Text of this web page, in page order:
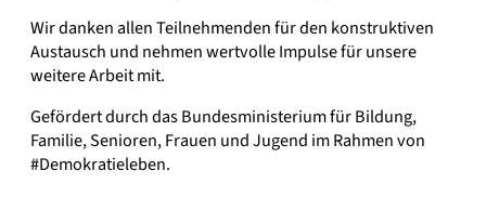
Wir danken allen Teilnehmenden für den konstruktiven
Austausch und nehmen wertvolle Impulse für unsere
weitere Arbeit mit.
Gefördert durch das Bundesministerium für Bildung,
Familie, Senioren, Frauen und Jugend im Rahmen von
#Demokratieleben.